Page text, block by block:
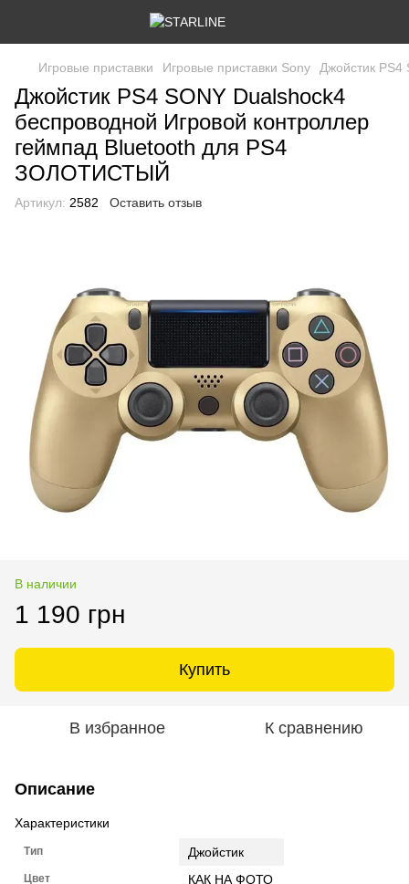
Игровые приставки Игровые приставки Sony Джойстик
Джойстик PS4 SONY Dualshock4
беспроводной Игровой контроллер
геймпад Bluetooth для PS4
ЗОЛОТИСТЫЙ
Артикул: 2582 Оставить отзыв
В наличии
1 190 грн
Купить
В избранное К сравнению
Описание
Характеристики
Тип Джойстик
Цвет КАК НА ФОТО